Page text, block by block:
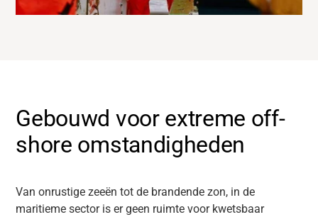
Gebouwd voor extreme off-
shore omstandigheden
Van onrustige zeeën tot de brandende zon, in de
maritieme sector is er geen ruimte voor kwetsbaar